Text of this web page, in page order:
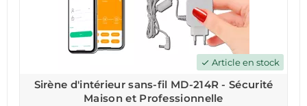
check Article en stock
Sirène d'intérieur sans-fil MD-214R - Sécurité
Maison et Professionnelle